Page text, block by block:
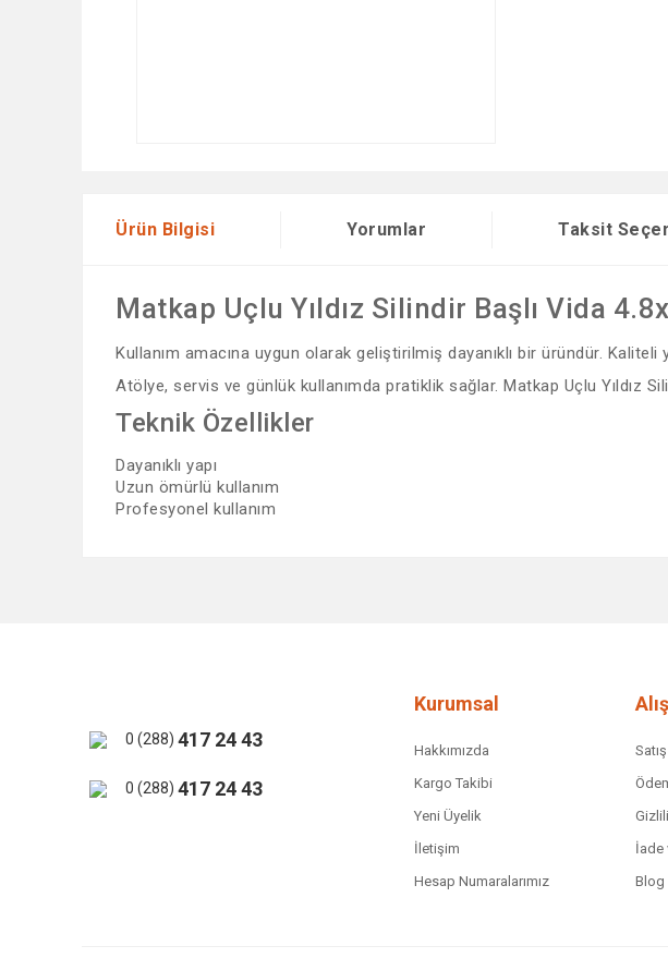
Ürün Bilgisi Yorumlar Taksit
Matkap Uçlu Yıldız Silindir Başlı Vida
Kullanım amacına uygun olarak geliştirilmiş dayanıklı bir üründür.
Atölye, servis ve günlük kullanımda pratiklik sağlar. Matkap Uçlu Yıldız
Teknik Özellikler
Dayanıklı yapı
Uzun ömürlü kullanım
Profesyonel kullanım
Bu ürüne benzer farklı alternatifler olmalı.
0 (288) 417 24 43
0 (288) 417 24 43
Kurumsal
Hakkımızda
Kargo Takibi
Yeni Üyelik
İletişim
Hesap Numaralarımız
İade
Blog